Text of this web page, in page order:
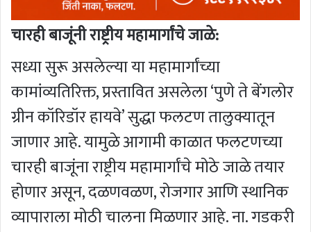
चारही बाजूंनी राष्ट्रीय महामार्गांचे जाळे:
सध्या सुरू असलेल्या या महामार्गांच्या
कामांव्यतिरिक्त, प्रस्तावित असलेला ‘पुणे ते बेंगलोर
ग्रीन कॉरिडॉर हायवे’ सुद्धा फलटण तालुक्यातून
जाणार आहे. यामुळे आगामी काळात फलटणच्या
चारही बाजूंना राष्ट्रीय महामार्गांचे मोठे जाळे तयार
होणार असून, दळणवळण, रोजगार आणि स्थानिक
व्यापाराला मोठी चालना मिळणार आहे. ना. गडकरी